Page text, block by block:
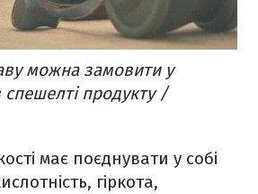
можна замовити у
спешелті продукту /
має поєднувати у собі
гіркота,